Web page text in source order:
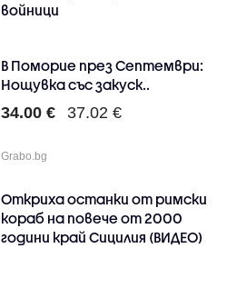
войници
В Поморие през Септември:
Нощувка със закуск..
34.00 € 37.02 €
Grabo.bg
Откриха останки от римски
кораб на повече от 2000
години край Сицилия (ВИДЕО)